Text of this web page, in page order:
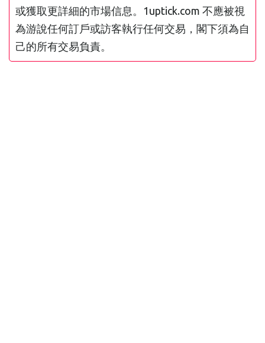
或獲取更詳細的市場信息。1uptick.com 不應被視
為游說任何訂戶或訪客執行任何交易，閣下須為自
己的所有交易負責。